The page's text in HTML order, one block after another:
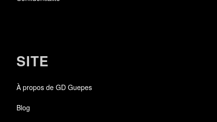
SITE
À propos de GD Guepes
Blog